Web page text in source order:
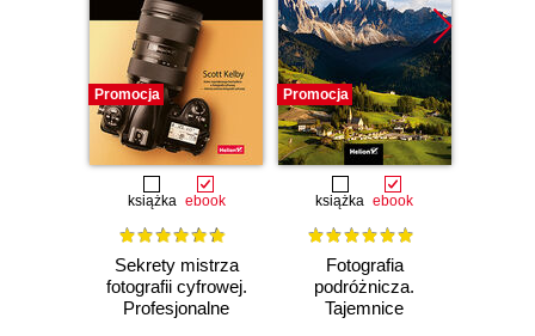
Promocja
książka ebook
Sekrety mistrza
fotografii cyfrowej.
Profesjonalne
Promocja
książka ebook
Fotografia
podróżnicza.
Tajemnice